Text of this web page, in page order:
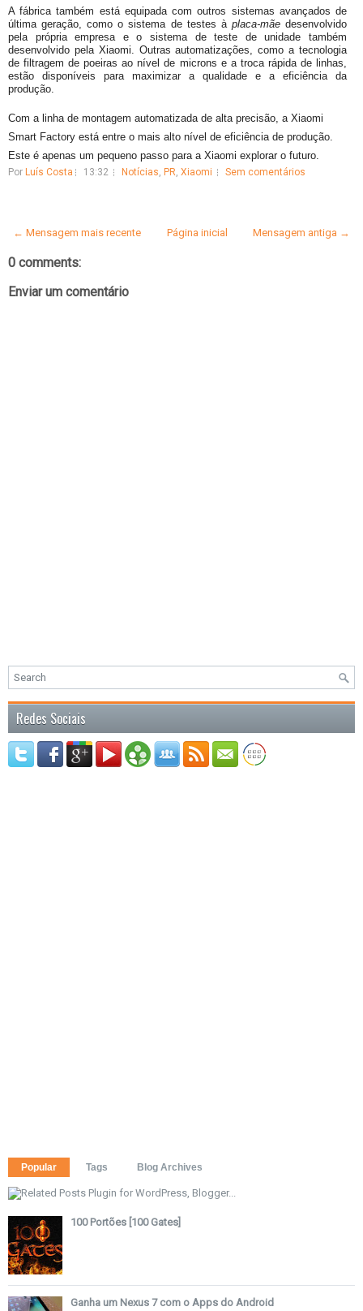
A fábrica também está equipada com outros sistemas avançados de
última geração, como o sistema de testes à placa-mãedesenvolvido
pela própria empresa e o sistema de teste de unidade também
desenvolvido pela Xiaomi. Outras automatizações, como a tecnologia
de filtragem de poeiras ao nível de microns e a troca rápida de linhas,
estão disponíveis para maximizar a qualidade e a eficiência da
produção.
Com a linha de montagem automatizada de alta precisão, a Xiaomi
Smart Factory está entre o mais alto nível de eficiência de produção.
Este é apenas um pequeno passo para a Xiaomi explorar o futuro.
Por Luís Costa 13:32 Notícias, PR, Xiaomi Sem comentários
← Mensagem mais recente Mensagem antiga →
Página inicial
0 comments:
Enviar um comentário
Redes Sociais
Popular Tags Blog Archives
100 Portões [100 Gates]
Ganha um Nexus 7 com o Apps do Android